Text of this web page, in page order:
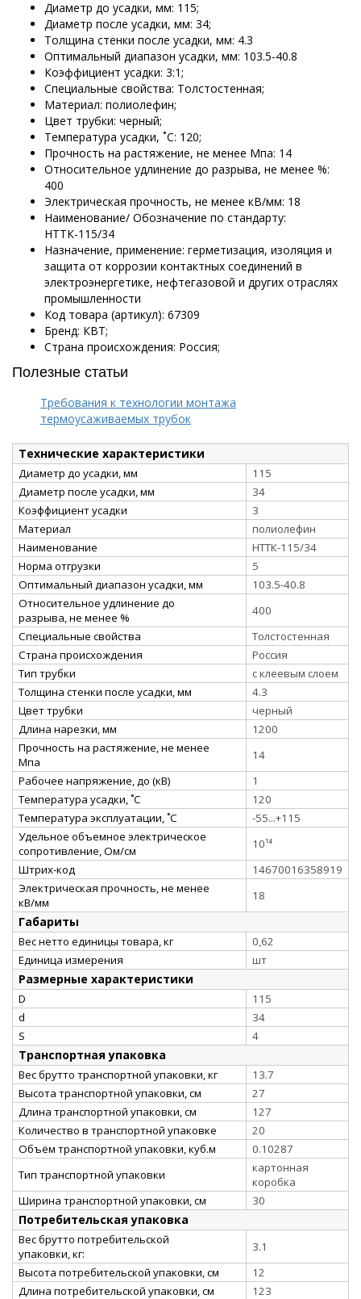
Диаметр до усадки, мм: 115;
Диаметр после усадки, мм: 34;
Толщина стенки после усадки, мм: 4.3
Оптимальный диапазон усадки, мм: 103.5-40.8
Коэффициент усадки: 3:1;
Специальные свойства: Толстостенная;
Материал: полиолефин;
Цвет трубки: черный;
Температура усадки, ˚С: 120;
Прочность на растяжение, не менее Мпа: 14
Относительное удлинение до разрыва, не менее %:
400
Электрическая прочность, не менее кВ/мм: 18
Наименование/ Обозначение по стандарту:
НТТК-115/34
Назначение, применение: герметизация, изоляция и
защита от коррозии контактных соединений в
электроэнергетике, нефтегазовой и других отраслях
промышленности
Код товара (артикул): 67309
Бренд: КВТ;
Страна происхождения: Россия;
Полезные статьи
Требования к технологии монтажа
термоусаживаемых трубок
Технические характеристики
Диаметр до усадки, мм
115
Диаметр после усадки, мм
34
Коэффициент усадки
3
Материал
полиолефин
Наименование
НТТК-115/34
Норма отгрузки
5
Оптимальный диапазон усадки, мм
103.5-40.8
Относительное удлинение до
разрыва, не менее %
400
Специальные свойства
Толстостенная
Страна происхождения
Россия
Тип трубки
с клеевым слоем
Толщина стенки после усадки, мм
4.3
Цвет трубки
черный
Длина нарезки, мм
1200
Прочность на растяжение, не менее
Мпа
14
Рабочее напряжение, до (кВ)
1
Температура усадки, ˚С
120
Температура эксплуатации, ˚С
-55...+115
Удельное объемное электрическое
сопротивление, Ом/см
10¹⁴
Штрих-код
14670016358919
Электрическая прочность, не менее
кВ/мм
18
Габариты
Вес нетто единицы товара, кг
0,62
Единица измерения
шт
Размерные характеристики
D
115
d
34
S
4
Транспортная упаковка
Вес брутто транспортной упаковки, кг
13.7
Высота транспортной упаковки, см
27
Длина транспортной упаковки, см
127
Количество в транспортной упаковке
20
Объём транспортной упаковки, куб.м
0.10287
Тип транспортной упаковки
картонная
коробка
Ширина транспортной упаковки, см
30
Потребительская упаковка
Вес брутто потребительской
упаковки, кг:
3.1
Высота потребительской упаковки, см
12
Длина потребительской упаковки, см
123